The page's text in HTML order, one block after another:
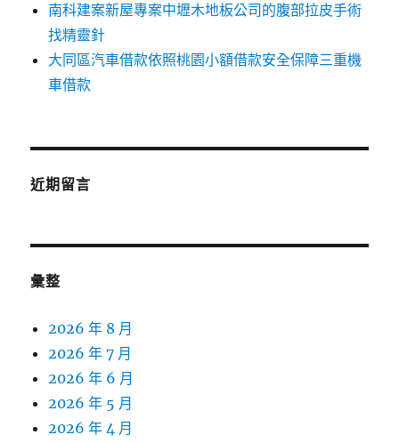
南科建案新屋專案中壢木地板公司的腹部拉皮手術
找精靈針
大同區汽車借款依照桃園小額借款安全保障三重機
車借款
近期留言
彙整
2026 年 8 月
2026 年 7 月
2026 年 6 月
2026 年 5 月
2026 年 4 月